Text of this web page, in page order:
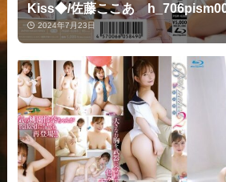
Kiss◆/佐藤ここあ
2024年7月23日